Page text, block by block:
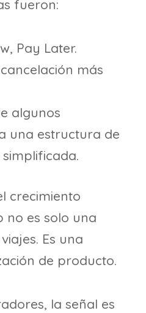
fueron:
Pay Later.
más
algunos
una estructura de
crecimiento
no es solo una
Es una
de producto.
la señal es